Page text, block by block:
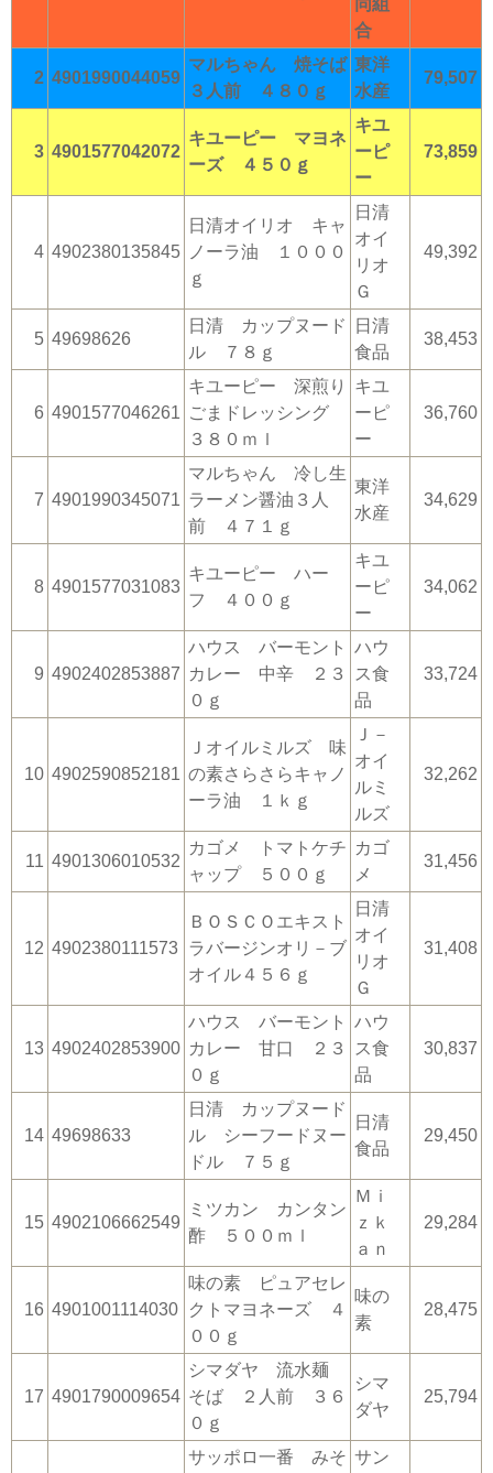
同組
合
2 4901990044059
マルちゃん 焼そば
３人前 ４８０ｇ
東洋
水産
79,507
3 4901577042072
キユーピー マヨネ
ーズ ４５０ｇ
キユ
ーピ
ー
73,859
4 4902380135845
日清オイリオ キャ
ノーラ油 １０００
ｇ
日清
オイ
リオ
Ｇ
49,392
5 49698626
日清 カップヌード
ル ７８ｇ
日清
食品
38,453
6 4901577046261
キユーピー 深煎り
ごまドレッシング
３８０ｍｌ
キユ
ーピ
ー
36,760
7 4901990345071
マルちゃん 冷し生
ラーメン醤油３人
前 ４７１ｇ
東洋
水産
34,629
8 4901577031083
キユーピー ハー
フ ４００ｇ
キユ
ーピ
ー
34,062
9 4902402853887
ハウス バーモント
カレー 中辛 ２３
０ｇ
ハウ
ス食
品
33,724
10 4902590852181
Ｊオイルミルズ 味
の素さらさらキャノ
ーラ油 １ｋｇ
Ｊ－
オイ
ルミ
ルズ
32,262
11 4901306010532
カゴメ トマトケチ
ャップ ５００ｇ
カゴ
メ
31,456
12 4902380111573
ＢＯＳＣＯエキスト
ラバージンオリ－ブ
オイル４５６ｇ
日清
オイ
リオ
Ｇ
31,408
13 4902402853900
ハウス バーモント
カレー 甘口 ２３
０ｇ
ハウ
ス食
品
30,837
14 49698633
日清 カップヌード
ル シーフードヌー
ドル ７５ｇ
日清
食品
29,450
15 4902106662549
ミツカン カンタン
酢 ５００ｍｌ
Ｍｉ
ｚｋ
ａｎ
29,284
16 4901001114030
味の素 ピュアセレ
クトマヨネーズ ４
００ｇ
味の
素
28,475
17 4901790009654
シマダヤ 流水麺
そば ２人前 ３６
０ｇ
シマ
ダヤ
25,794
サッポロ一番 みそ サン